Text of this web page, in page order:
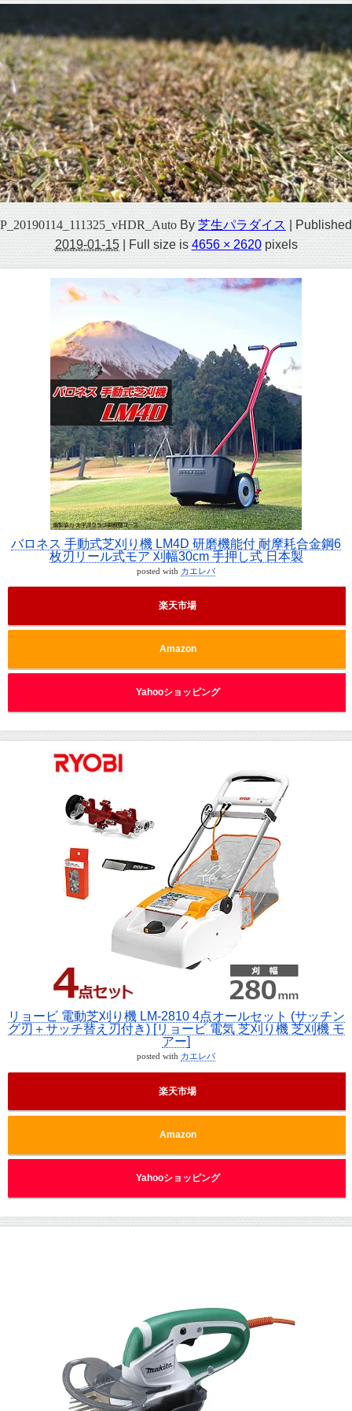
P_20190114_111325_vHDR_Auto By 芝生パラダイス
Published
2019-01-15
Full size is 4656 × 2620pixels
バロネス 手動式芝刈り機 LM4D 研磨機能付 耐摩耗合金鋼6
枚刃リール式モア 刈幅30cm 手押し式 日本製
posted with カエレバ
楽天市場
Amazon
Yahooショッピング
リョービ 電動芝刈り機 LM-2810 4点オールセット (サッチン
グ刃＋サッチ替え刃付き) [リョービ 電気 芝刈り機 芝刈機 モ
アー]
posted with カエレバ
楽天市場
Amazon
Yahooショッピング